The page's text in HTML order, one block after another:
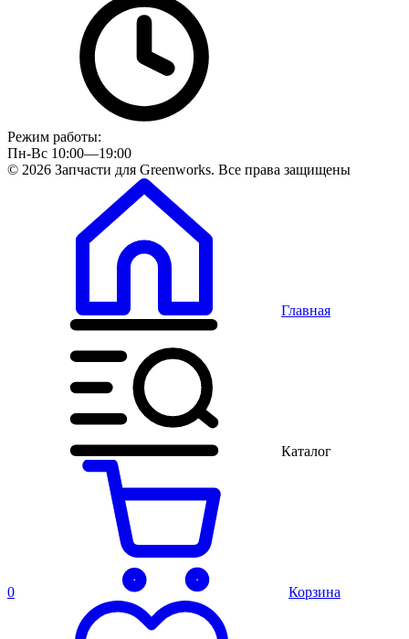
Режим работы:
Пн-Вс 10:00—19:00
© 2026 Запчасти для Greenworks. Все права защищены
Главная
Каталог
0 Корзина